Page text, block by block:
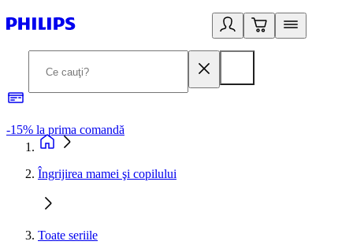
-15% la prima comandă
Îngrijirea mamei şi copilului
Toate seriile